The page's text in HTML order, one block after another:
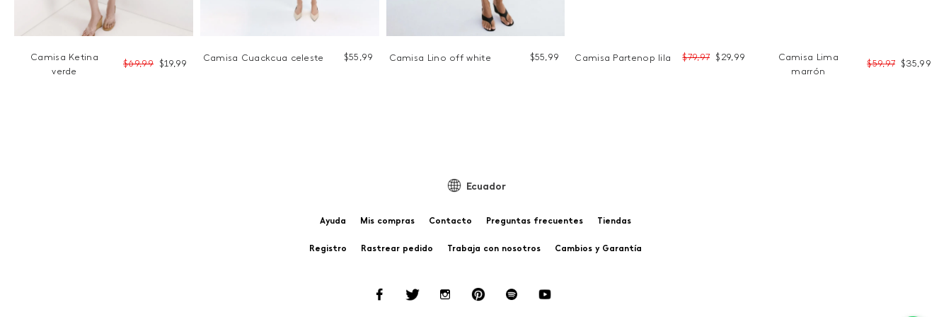
Camisa Ketina
verde
$69,99 $19, 99
Camisa Cuackcua celeste $55 99 Camisa Lino off white $55 99 Camisa Partenop lila $79,97 $ 29 99
Camisa Lima
marrón
$59,97 $35 99
Ecuador
Ayuda Mis compras Contacto Preguntas frecuentes Tiendas
Registro Rastrear pedido Trabaja con nosotros Cambios y Garantía